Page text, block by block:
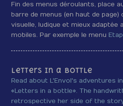
Fin des menus déroulants, place
barre de menus (en haut de page)
visuelle, ludique et mieux adaptée
mobiles. Par exemple le menu
Letters in a bottle
Read about L'Envol's adventures
«Letters in a bottle». The
retrospective her side of the